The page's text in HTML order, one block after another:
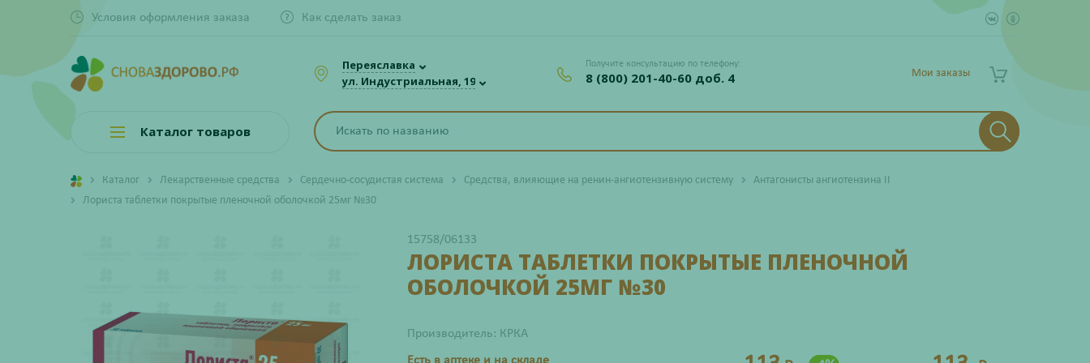
Условия оформления заказа Как сделать заказ
Переяславка
ул. Индустриальная, 19
Получите консультацию по телефону:
8 (800) 201-40-60 доб. 4 Мои заказы
Каталог товаров
Каталог Лекарственные средства Сердечно-сосудистая система Средства, влияющие на ренин-ангиотензивную систему
Антагонисты ангиотензина II
Лориста таблетки покрытые пленочной оболочкой 25мг №30
15758/06133
ЛОРИСТА ТАБЛЕТКИ ПОКРЫТЫЕ ПЛЕНОЧНОЙ
ОБОЛОЧКОЙ 25МГ №30
Производитель: КРКА